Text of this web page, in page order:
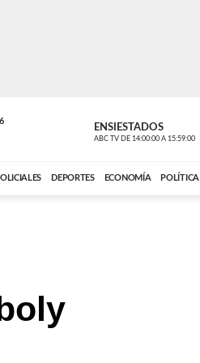
ENSIESTADOS
ABC TV DE 14:00:00 A 15:59:00
DEPORTES ECONOMÍA POLÍTICA